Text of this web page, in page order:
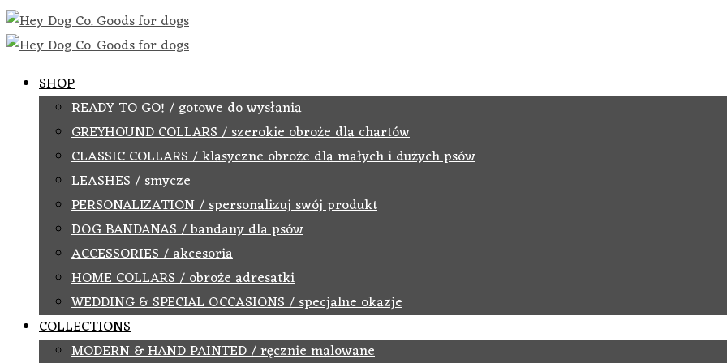
SHOP
READY TO GO! / gotowe do wysłania
GREYHOUND COLLARS / szerokie obroże dla chartów
CLASSIC COLLARS / klasyczne obroże dla małych i dużych psów
LEASHES / smycze
PERSONALIZATION / spersonalizuj swój produkt
DOG BANDANAS / bandany dla psów
ACCESSORIES / akcesoria
HOME COLLARS / obroże adresatki
WEDDING & SPECIAL OCCASIONS / specjalne okazje
COLLECTIONS
MODERN & HAND PAINTED / ręcznie malowane